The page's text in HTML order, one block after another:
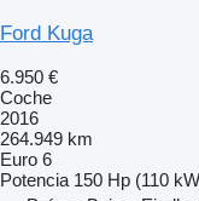
Ford Kuga
6.950 €
Coche
2016
264.949 km
Euro 6
Potencia 150 Hp (110